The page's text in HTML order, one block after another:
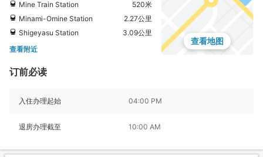
Mine Train Station
520米
Minami-Omine Station
2.27公里
Shigeyasu Station
3.09公里
查看附近
查看地图
订前必读
入住办理起始 04:00 PM
退房办理截至 10:00 AM